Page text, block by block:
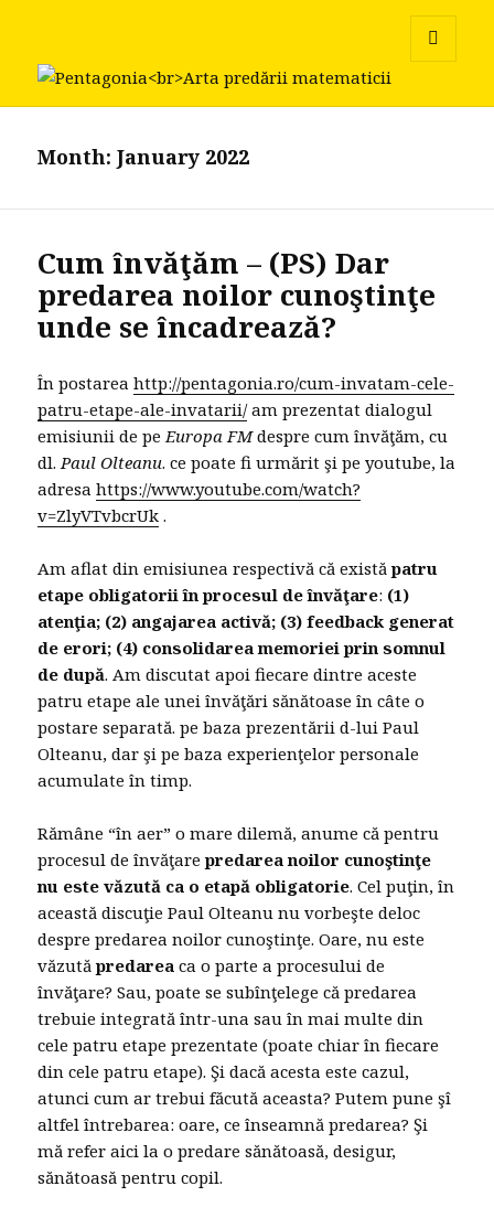
WIDGETS
Month:January 2022
Cum învăţăm – (PS) Dar
predarea noilor cunoştinţe
unde se încadrează?
În postareahttp://pentagonia.ro/cum-invatam-cele-
patru-etape-ale-invatarii/am prezentat dialogul
emisiunii de peEuropa FMdespre cum învăţăm, cu
dl.Paul Olteanu. ce poate fi urmărit şi pe youtube, la
adresahttps://www.youtube.com/watch?
v=ZlyVTvbcrUk .
Am aflat din emisiunea respectivă că existăpatru
etape obligatorii în procesul de învăţare: (1)
atenţia; (2) angajarea activă; (3) feedback generat
de erori; (4) consolidarea memoriei prin somnul
de după. Am discutat apoi fiecare dintre aceste
patru etape ale unei învăţări sănătoase în câte o
postare separată. pe baza prezentării d-lui Paul
Olteanu, dar şi pe baza experienţelor personale
acumulate în timp.
Rămâne “în aer” o mare dilemă, anume că pentru
procesul de învăţarepredarea noilor cunoştinţe
nu este văzută ca o etapă obligatorie. Cel puţin, în
această discuţie Paul Olteanu nu vorbeşte deloc
despre predarea noilor cunoştinţe. Oare, nu este
văzutăpredarea ca o parte a procesului de
învăţare? Sau, poate se subînţelege că predarea
trebuie integrată într-una sau în mai multe din
cele patru etape prezentate (poate chiar în fiecare
din cele patru etape). Şi dacă acesta este cazul,
atunci cum ar trebui făcută aceasta? Putem pune şî
altfel întrebarea: oare, ce înseamnă predarea? Şi
mă refer aici la o predare sănătoasă, desigur,
sănătoasă pentru copil.